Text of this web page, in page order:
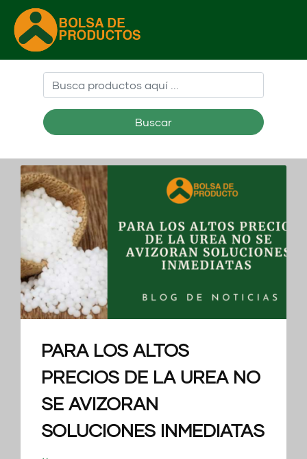
Buscar
PARA LOS ALTOS
PRECIOS DE LA UREA NO
SE AVIZORAN
SOLUCIONES INMEDIATAS